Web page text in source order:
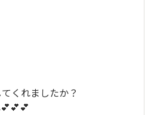
くれましたか？